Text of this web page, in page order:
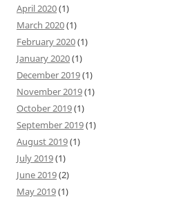
April 2020(1)
March 2020(1)
February 2020(1)
January 2020(1)
December 2019(1)
November 2019(1)
October 2019(1)
September 2019(1)
August 2019(1)
July 2019(1)
June 2019(2)
May 2019(1)